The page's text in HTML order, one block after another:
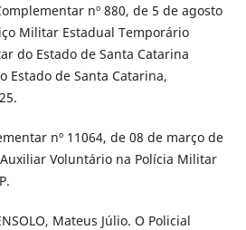
nº 880, de 5 de agosto
Militar Estadual Temporário
do Estado de Santa Catarina
Estado de Santa Catarina,
nº 11064, de 08 de março de
Voluntário na Polícia Militar
Mateus Júlio. O Policial